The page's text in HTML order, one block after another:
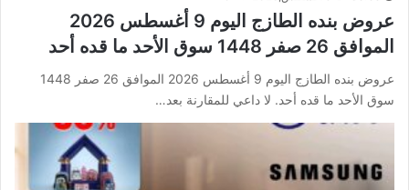
عروض بنده الطازج اليوم 9 أغسطس 2026
الموافق 26 صفر 1448 سوق الأحد ما قده أحد
عروض بنده الطازج اليوم 9 أغسطس 2026 الموافق 26 صفر 1448
سوق الأحد ما قده أحد. لا داعي للمقارنة بعد…